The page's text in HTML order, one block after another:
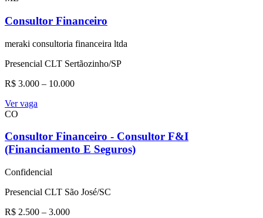
Consultor Financeiro
meraki consultoria financeira ltda
Presencial CLT Sertãozinho/SP
R$ 3.000 – 10.000
Ver vaga
CO
Consultor Financeiro - Consultor F&I
(Financiamento E Seguros)
Confidencial
Presencial CLT São José/SC
R$ 2.500 – 3.000